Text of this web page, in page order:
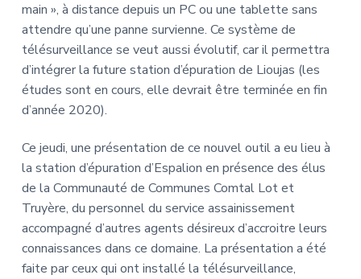
main », à distance depuis un PC ou une tablette sans
attendre qu’une panne survienne. Ce système de
télésurveillance se veut aussi évolutif, car il permettra
d’intégrer la future station d’épuration de Lioujas (les
études sont en cours, elle devrait être terminée en fin
d’année 2020).
Ce jeudi, une présentation de ce nouvel outil a eu lieu à
la station d’épuration d’Espalion en présence des élus
de la Communauté de Communes Comtal Lot et
Truyère, du personnel du service assainissement
accompagné d’autres agents désireux d’accroitre leurs
connaissances dans ce domaine. La présentation a été
faite par ceux qui ont installé la télésurveillance,